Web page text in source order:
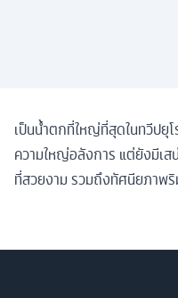
เป็นน้ำตกที่ใหญ่ที่สุดในทวีปยุโ
ความใหญ่อลังการ แต่ยังมีเ
ที่สวยงาม รวมถึงทัศนียภาพ